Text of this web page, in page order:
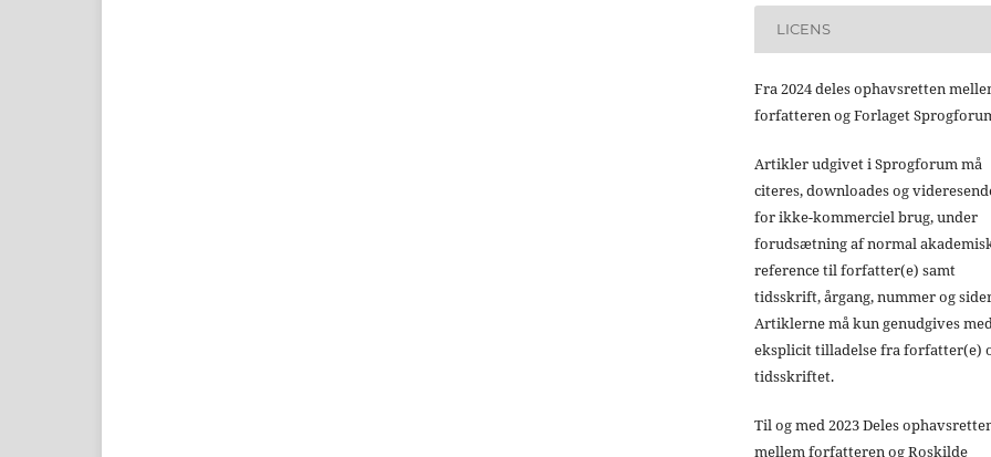
LICENS
Fra 2024 deles ophavsretten
forfatteren og Forlaget
Artikler udgivet i Sprogforum må
citeres, downloades og
for ikke-kommerciel brug, under
forudsætning af normal
reference til forfatter(e) samt
tidsskrift, årgang, nummer og
Artiklerne må kun genudgives
eksplicit tilladelse fra forfatter(e)
tidsskriftet.
Til og med 2023 Deles
mellem forfatteren og Roskilde